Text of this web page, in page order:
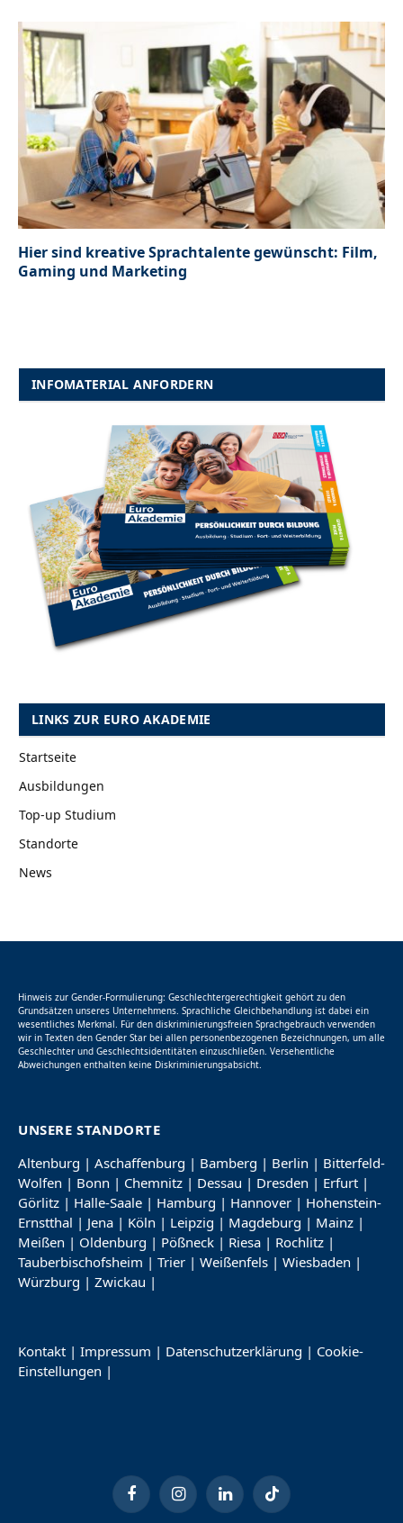
Hier sind kreative Sprachtalente gewünscht: Film,
Gaming und Marketing
INFOMATERIAL ANFORDERN
LINKS ZUR EURO AKADEMIE
Startseite
Ausbildungen
Top-up Studium
Standorte
News
Hinweis zur Gender-Formulierung: Geschlechtergerechtigkeit gehört zu den
Grundsätzen unseres Unternehmens. Sprachliche Gleichbehandlung ist dabei ein
wesentliches Merkmal. Für den diskriminierungsfreien Sprachgebrauch verwenden
wir in Texten den Gender Star bei allen personenbezogenen Bezeichnungen, um alle
Geschlechter und Geschlechtsidentitäten einzuschließen. Versehentliche
Abweichungen enthalten keine Diskriminierungsabsicht.
UNSERE STANDORTE
Altenburg | Aschaffenburg | Bamberg | Berlin | Bitterfeld-
Wolfen | Bonn | Chemnitz | Dessau | Dresden | Erfurt |
Görlitz | Halle-Saale | Hamburg | Hannover | Hohenstein-
Ernstthal | Jena | Köln | Leipzig | Magdeburg | Mainz |
Meißen | Oldenburg | Pößneck | Riesa | Rochlitz |
Tauberbischofsheim | Trier | Weißenfels | Wiesbaden |
Würzburg | Zwickau |
Kontakt | Impressum | Datenschutzerklärung | Cookie-
Einstellungen |
FacebookInstagramLinkedInTikTok